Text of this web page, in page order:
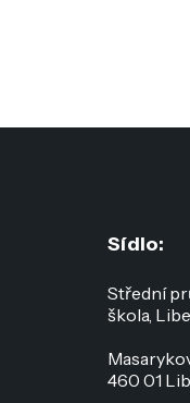
Sídlo:
Střední
škola,
460 01